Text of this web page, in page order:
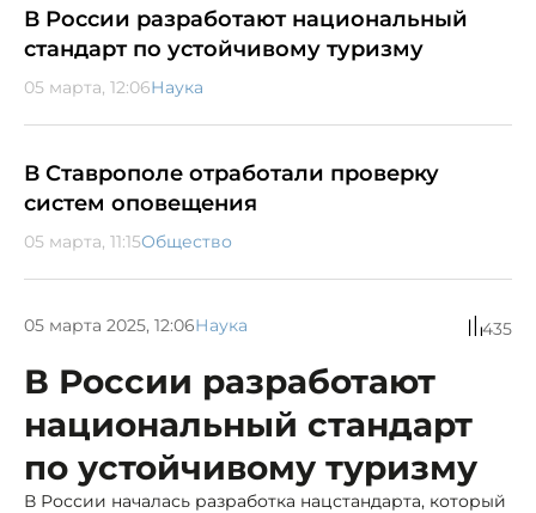
В России разработают национальный
стандарт по устойчивому туризму
05 марта, 12:06Наука
В Ставрополе отработали проверку
систем оповещения
05 марта, 11:15Общество
05 марта 2025, 12:06Наука 435
В России разработают
национальный стандарт
по устойчивому туризму
В России началась разработка нацстандарта, который